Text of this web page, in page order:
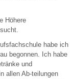
Höhere
habe ich
begonnen. Ich habe
und
allen Ab-teilungen